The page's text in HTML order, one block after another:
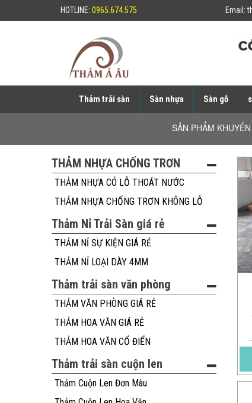
HOTLINE: 0965.674.575 Email:
Thảm trải sàn Sàn nhựa Sàn gỗ
SẢN PHẨM
THẢM NHỰA CHỐNG TRƠN
THẢM NHỰA CÓ LỖ THOÁT NƯỚC
THẢM NHỰA CHỐNG TRƠN KHÔNG LỖ
Thảm Nỉ Trải Sàn giá rẻ
THẢM NỈ SỰ KIỆN GIÁ RẺ
THẢM NỈ LOẠI DÀY 4MM
Thảm trải sàn văn phòng
THẢM VĂN PHÒNG GIÁ RẺ
THẢM HOA VĂN GIÁ RẺ
THẢM HOA VĂN CỔ ĐIỂN
Thảm trải sàn cuộn len
Thảm Cuộn Len Đơn Màu